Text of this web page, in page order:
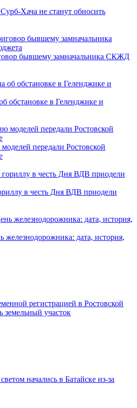
Хача не станут обносить
бывшему замначальника СКЖД
обстановке в Геленджике и
передали Ростовской
в честь Дня ВДВ приодели
дата, история,
регистрацией в Ростовской
земельный участок
начались в Батайске из-за